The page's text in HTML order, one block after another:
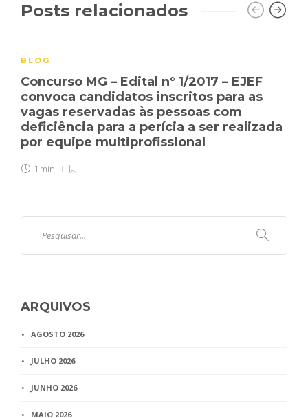
Posts relacionados
BLOG
Concurso MG – Edital n° 1/2017 – EJEF
convoca candidatos inscritos para as
vagas reservadas às pessoas com
deficiência para a perícia a ser realizada
por equipe multiprofissional
1 min
ARQUIVOS
AGOSTO 2026
JULHO 2026
JUNHO 2026
MAIO 2026